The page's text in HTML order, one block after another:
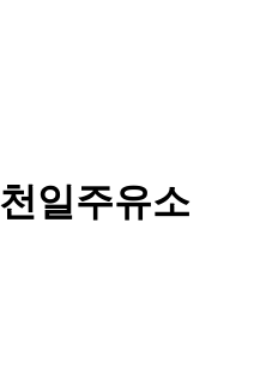
일주유소